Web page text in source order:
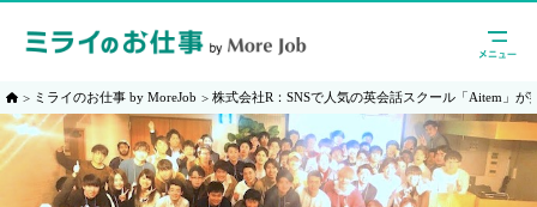
ミライのお仕事 by MoreJob 株式会社R：SNSで人気の英会話スクール「Aitem」が